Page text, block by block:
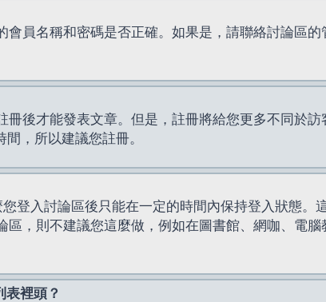
員名稱和密碼是否正確。如果是，請聯絡討論區
後才能發表文章。但是，註冊將給您更多不同於
，所以建議您註冊。
登入討論區後只能在一定的時間內保持登入狀態
，則不建議您這麼做，例如在圖書館、網咖、電
表裡頭？